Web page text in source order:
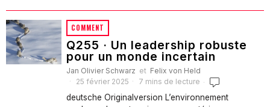
COMMENT
Q255 · Un leadership robuste
pour un monde incertain
Jan Olivier Schwarz et Felix von Held
25 février 2025
7 mins de lecture
deutsche Originalversion L’environnement